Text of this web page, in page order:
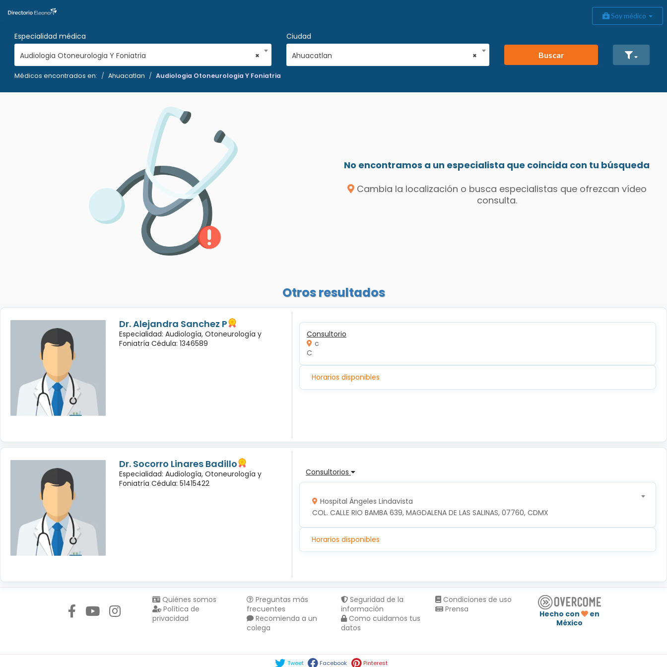
Soy médico
Especialidad médica
×
Audiologia Otoneurologia Y Foniatria
Ciudad
×
Ahuacatlan Buscar
Médicos encontrados en: Ahuacatlan Audiologia Otoneurologia Y Foniatria
No encontramos a un especialista que coincida con tu búsqueda
Cambia la localización o busca especialistas que ofrezcan vídeo
consulta.
Otros resultados
Dr. Alejandra Sanchez P
Especialidad: Audiología, Otoneurología y
Foniatría Cédula: 1346589
Consultorio
c
C
Horarios disponibles
Dr. Socorro Linares Badillo
Especialidad: Audiología, Otoneurología y
Foniatría Cédula: 51415422
Consultorios
Hospital Ángeles Lindavista
COL. CALLE RIO BAMBA 639, MAGDALENA DE LAS SALINAS, 07760, CDMX
Horarios disponibles
Quiénes somos
Política de
privacidad
Preguntas más
frecuentes
Recomienda a un
colega
Seguridad de la
información
Como cuidamos tus
datos
Condiciones de uso
Prensa
Hecho con
en
México
Tweet Facebook Pinterest